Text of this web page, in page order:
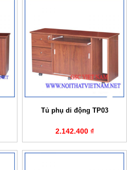
Tủ phụ di động TP03
2.142.400 ₫